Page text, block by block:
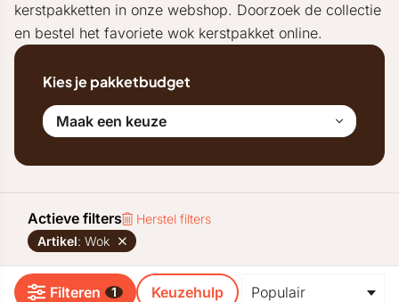
kerstpakketten in onze webshop. Doorzoek de collectie
en bestel het favoriete wok kerstpakket online.
Kies je pakketbudget
Maak een keuze
Actieve filters
Herstel filters
Artikel: Wok
Filteren 1 Keuzehulp